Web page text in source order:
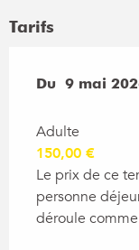
Tarifs
Du 9 mai
Du 9 mai
Adulte
150,00 €
Le prix de ce
personne
déroule